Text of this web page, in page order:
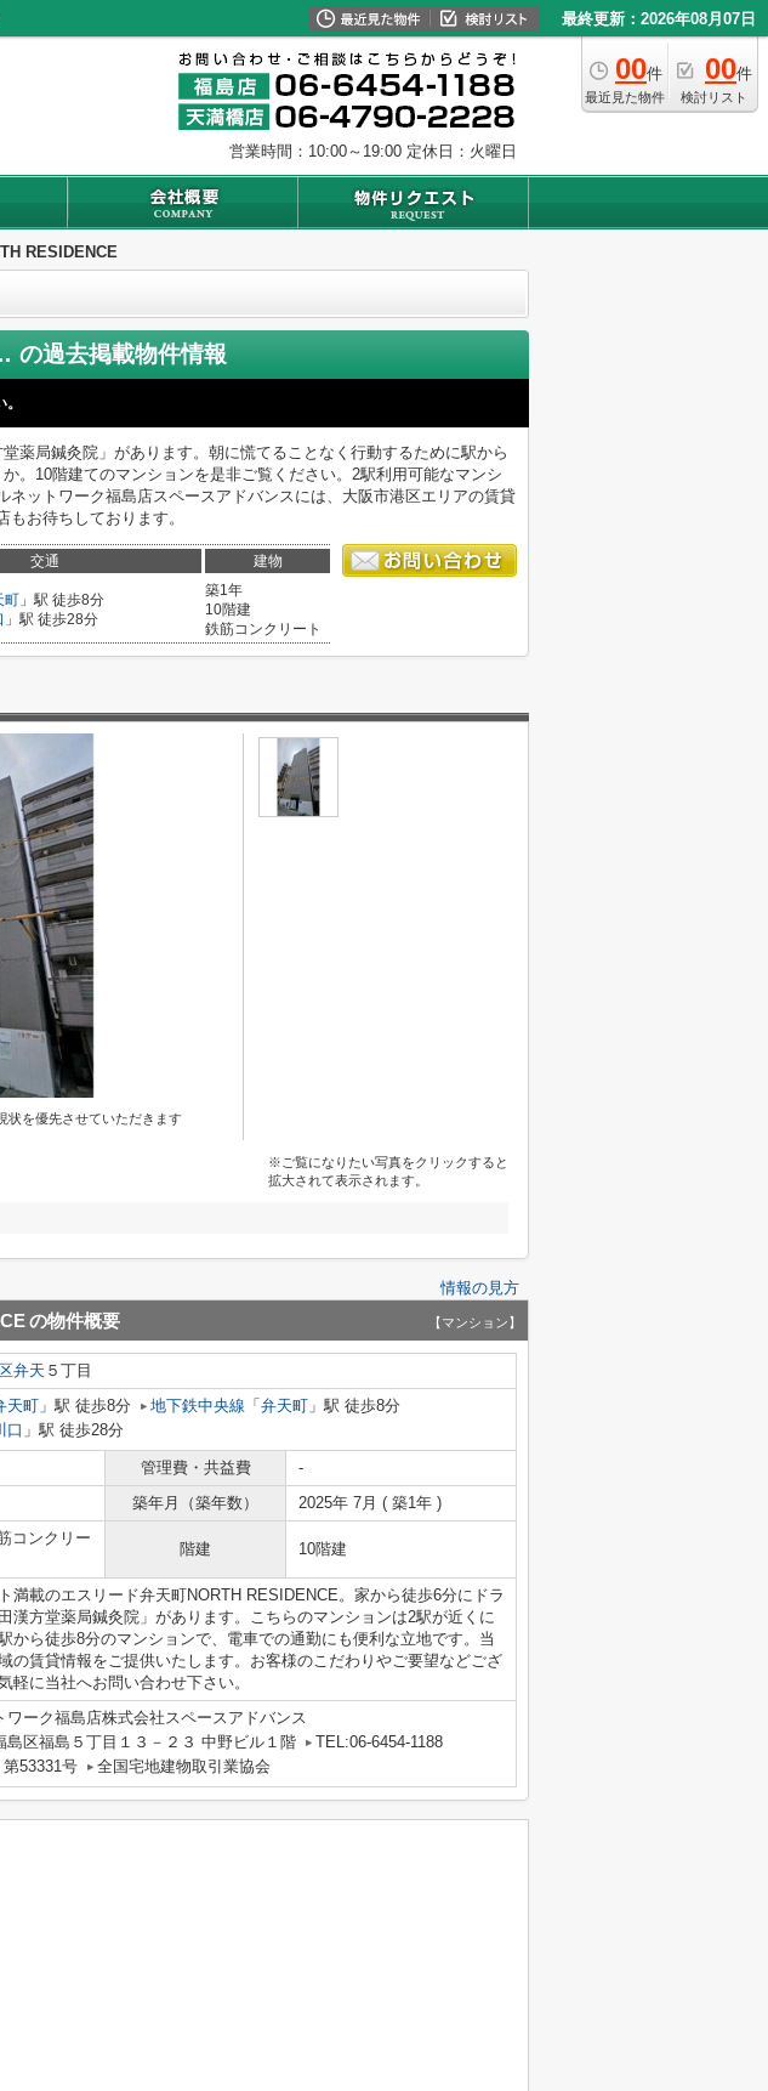
最終更新：2026年08月07日
00件
最近見た物件
00件
検討リスト
営業時間：10:00～19:00 定休日：火曜日
RESIDENCE
の過去掲載物件情報
薬局鍼灸院」があります。朝に慌てることなく行動するために駅から
。10階建てのマンションを是非ご覧ください。2駅利用可能なマンシ
ネットワーク福島店スペースアドバンスには、大阪市港区エリアの賃貸
お待ちしております。
交通 建物
町 」駅 徒歩8分
」駅 徒歩28分
築1年
10階建
鉄筋コンクリート
状を優先させていただきます
※ご覧になりたい写真をクリックすると
拡大されて表示されます。
情報の見方
の物件概要 【マンション】
弁天 ５丁目
天町 」駅 徒歩8分 地下鉄中央線 「 弁天町 」駅 徒歩8分
口 」駅 徒歩28分
管理費・共益費
-
築年月（築年数） 2025年 7月 ( 築1年 )
コンクリー
階建 10階建
満載のエスリード弁天町NORTH RESIDENCE。家から徒歩6分にドラ
漢方堂薬局鍼灸院」があります。こちらのマンションは2駅が近くに
から徒歩8分のマンションで、電車での通勤にも便利な立地です。当
の賃貸情報をご提供いたします。お客様のこだわりやご要望などござ
軽に当社へお問い合わせ下さい。
ワーク福島店株式会社スペースアドバンス
島区福島５丁目１３－２３ 中野ビル１階
TEL:06-6454-1188
53331号
全国宅地建物取引業協会